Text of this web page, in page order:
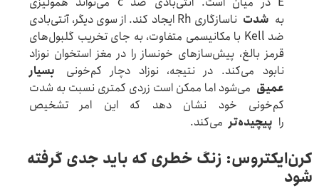
به شدت
ناسازگاری Rh ایجاد کند. از سوی دیگر، آنتی‌بادی
ضد Kell با مکانیسمی متفاوت، به جای تخریب گلبول‌های
قرمز بالغ، پیش‌سازهای خونساز را در مغز استخوان نوزاد
نابود می‌کند. در نتیجه، نوزاد دچار کم‌خونی بسیار
عمیق می‌شود اما ممکن است زردی کمتری نسبت به شدت
کم‌خونی خود نشان دهد که این امر تشخیص
را پیچیده‌ترمی‌کند.
کرن‌ایکتروس: زنگ خطری که باید جدی گرفته
شود